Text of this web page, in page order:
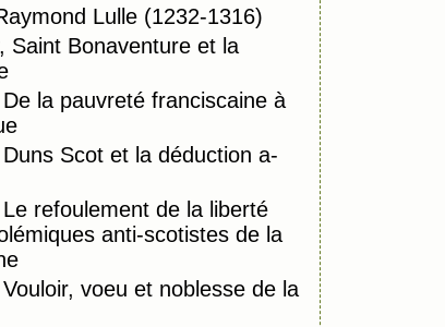
Lulle (1232-1316)
Saint Bonaventure et la
la pauvreté franciscaine à
Scot et la déduction a-
refoulement de la liberté
anti-scotistes de la
voeu et noblesse de la